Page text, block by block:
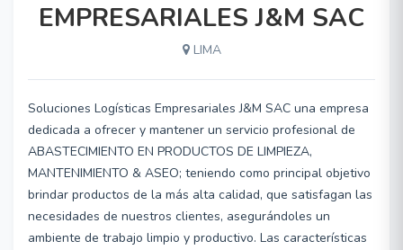
EMPRESARIALES J&M SAC
LIMA
Soluciones Logísticas Empresariales J&M SAC una empresa
dedicada a ofrecer y mantener un servicio profesional de
ABASTECIMIENTO EN PRODUCTOS DE LIMPIEZA,
MANTENIMIENTO & ASEO; teniendo como principal objetivo
brindar productos de la más alta calidad, que satisfagan las
necesidades de nuestros clientes, asegurándoles un
ambiente de trabajo limpio y productivo. Las características